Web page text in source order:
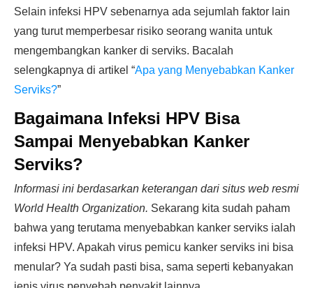
Selain infeksi HPV sebenarnya ada sejumlah faktor lain
yang turut memperbesar risiko seorang wanita untuk
mengembangkan kanker di serviks. Bacalah
selengkapnya di artikel “Apa yang Menyebabkan Kanker
Serviks?”
Bagaimana Infeksi HPV Bisa
Sampai Menyebabkan Kanker
Serviks?
Informasi ini berdasarkan keterangan dari situs web resmi
World Health Organization. Sekarang kita sudah paham
bahwa yang terutama menyebabkan kanker serviks ialah
infeksi HPV. Apakah virus pemicu kanker serviks ini bisa
menular? Ya sudah pasti bisa, sama seperti kebanyakan